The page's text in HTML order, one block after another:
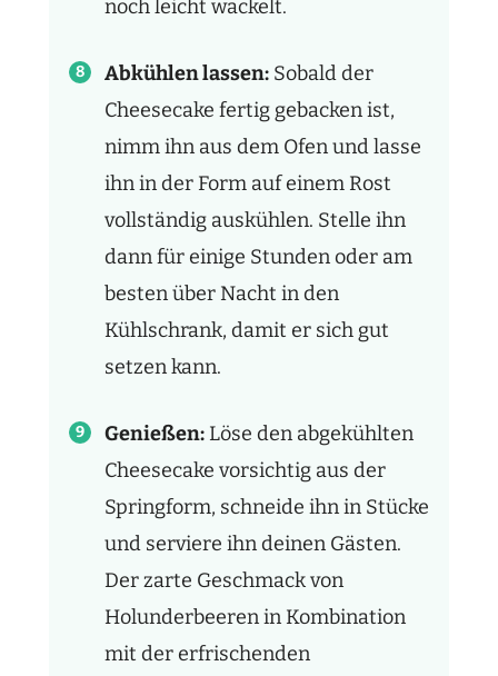
noch leicht wackelt.
Abkühlen lassen: Sobald der
Cheesecake fertig gebacken ist,
nimm ihn aus dem Ofen und lasse
ihn in der Form auf einem Rost
vollständig auskühlen. Stelle ihn
dann für einige Stunden oder am
besten über Nacht in den
Kühlschrank, damit er sich gut
setzen kann.
Genießen: Löse den abgekühlten
Cheesecake vorsichtig aus der
Springform, schneide ihn in Stücke
und serviere ihn deinen Gästen.
Der zarte Geschmack von
Holunderbeeren in Kombination
mit der erfrischenden